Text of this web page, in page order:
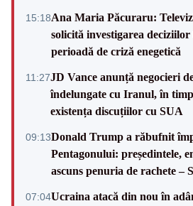
15:18Ana Maria Păcuraru:
solicită investigarea deciziilor
perioadă de criză enegetică
11:27JD Vance anunță negocieri
îndelungate cu Iranul, în
existența discuțiilor cu SUA
09:13Donald Trump a răbufnit
Pentagonului: președintele,
ascuns penuria de rachete –
07:04Ucraina atacă din nou în